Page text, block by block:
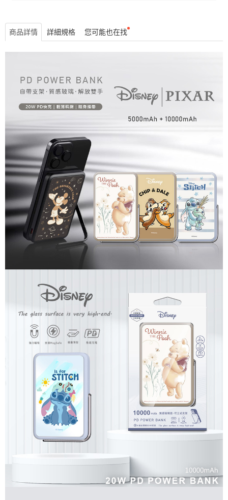
商品詳情 詳細規格 您可能也在找